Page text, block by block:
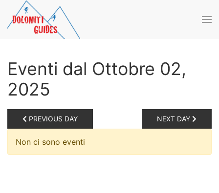
Skip to main content
Eventi dal Ottobre 02,
2025
PREVIOUS DAY NEXT DAY
Non ci sono eventi